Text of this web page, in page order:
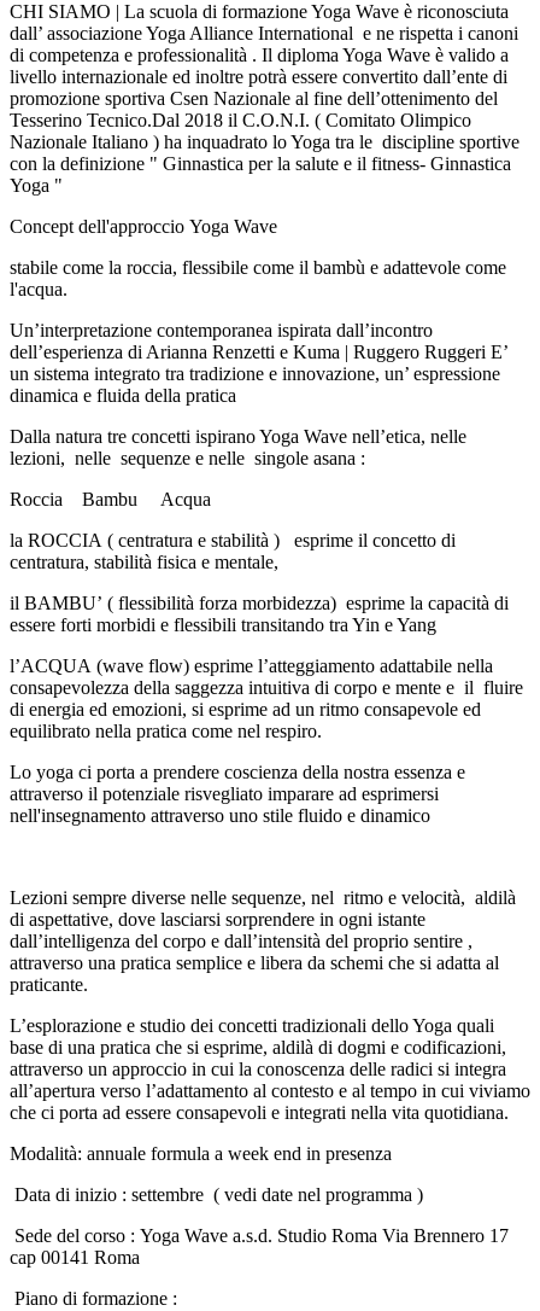
CHI SIAMO | La scuola di formazione Yoga Wave è riconosciuta
dall’ associazione Yoga Alliance International e ne rispetta i canoni
di competenza e professionalità . Il diploma Yoga Wave è valido a
livello internazionale ed inoltre potrà essere convertito dall’ente di
promozione sportiva Csen Nazionale al fine dell’ottenimento del
Tesserino Tecnico.Dal 2018 il C.O.N.I. ( Comitato Olimpico
Nazionale Italiano ) ha inquadrato lo Yoga tra le discipline sportive
con la definizione " Ginnastica per la salute e il fitness- Ginnastica
Yoga "
Concept dell'approccio Yoga Wave
stabile come la roccia, flessibile come il bambù e adattevole come
l'acqua.
Un’interpretazione contemporanea ispirata dall’incontro
dell’esperienza di Arianna Renzetti e Kuma | Ruggero Ruggeri E’
un sistema integrato tra tradizione e innovazione, un’ espressione
dinamica e fluida della pratica
Dalla natura tre concetti ispirano Yoga Wave nell’etica, nelle
lezioni, nelle sequenze e nelle singole asana :
Roccia Bambu Acqua
la ROCCIA ( centratura e stabilità ) esprime il concetto di
centratura, stabilità fisica e mentale,
il BAMBU’ ( flessibilità forza morbidezza) esprime la capacità di
essere forti morbidi e flessibili transitando tra Yin e Yang
l’ACQUA (wave flow) esprime l’atteggiamento adattabile nella
consapevolezza della saggezza intuitiva di corpo e mente e il fluire
di energia ed emozioni, si esprime ad un ritmo consapevole ed
equilibrato nella pratica come nel respiro.
Lo yoga ci porta a prendere coscienza della nostra essenza e
attraverso il potenziale risvegliato imparare ad esprimersi
nell'insegnamento attraverso uno stile fluido e dinamico
Lezioni sempre diverse nelle sequenze, nel ritmo e velocità, aldilà
di aspettative, dove lasciarsi sorprendere in ogni istante
dall’intelligenza del corpo e dall’intensità del proprio sentire ,
attraverso una pratica semplice e libera da schemi che si adatta al
praticante.
L’esplorazione e studio dei concetti tradizionali dello Yoga quali
base di una pratica che si esprime, aldilà di dogmi e codificazioni,
attraverso un approccio in cui la conoscenza delle radici si integra
all’apertura verso l’adattamento al contesto e al tempo in cui viviamo
che ci porta ad essere consapevoli e integrati nella vita quotidiana.
Modalità: annuale formula a week end in presenza
Data di inizio : settembre ( vedi date nel programma )
Sede del corso : Yoga Wave a.s.d. Studio Roma Via Brennero 17
cap 00141 Roma
Piano di formazione :